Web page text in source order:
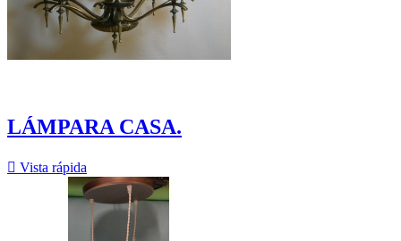
LÁMPARA CASA.
 Vista rápida